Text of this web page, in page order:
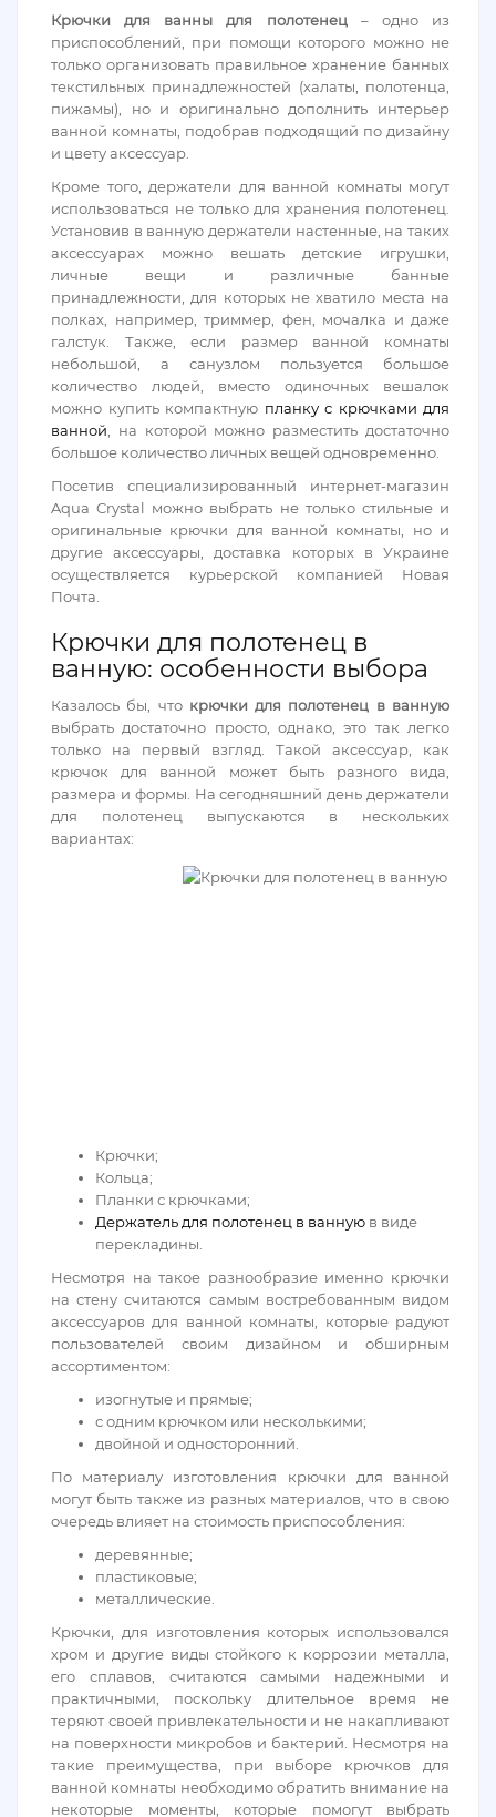
Крючки для ванны для полотенец– одно из
приспособлений, при помощи которого можно не
только организовать правильное хранение банных
текстильных принадлежностей (халаты, полотенца,
пижамы), но и оригинально дополнить интерьер
ванной комнаты, подобрав подходящий по дизайну
и цвету аксессуар.
Кроме того, держатели для ванной комнаты могут
использоваться не только для хранения полотенец.
Установив в ванную держатели настенные, на таких
аксессуарах можно вешать детские игрушки,
личные вещи и различные банные
принадлежности, для которых не хватило места на
полках, например, триммер, фен, мочалка и даже
галстук. Также, если размер ванной комнаты
небольшой, а санузлом пользуется большое
количество людей, вместо одиночных вешалок
можно купить компактную планку с крючками для
ванной , на которой можно разместить достаточно
большое количество личных вещей одновременно.
Посетив специализированный интернет-магазин
Aqua Crystal можно выбрать не только стильные и
оригинальные крючки для ванной комнаты, но и
другие аксессуары, доставка которых в Украине
осуществляется курьерской компанией Новая
Почта.
Крючки для полотенец в
ванную: особенности выбора
Казалось бы, что крючки для полотенец в ванную
выбрать достаточно просто, однако, это так легко
только на первый взгляд. Такой аксессуар, как
крючок для ванной может быть разного вида,
размера и формы. На сегодняшний день держатели
для полотенец выпускаются в нескольких
вариантах:
Крючки;
Кольца;
Планки с крючками;
Держатель для полотенец в ванную в виде
перекладины.
Несмотря на такое разнообразие именно крючки
на стену считаются самым востребованным видом
аксессуаров для ванной комнаты, которые радуют
пользователей своим дизайном и обширным
ассортиментом:
изогнутые и прямые;
с одним крючком или несколькими;
двойной и односторонний.
По материалу изготовления крючки для ванной
могут быть также из разных материалов, что в свою
очередь влияет на стоимость приспособления:
деревянные;
пластиковые;
металлические.
Крючки, для изготовления которых использовался
хром и другие виды стойкого к коррозии металла,
его сплавов, считаются самыми надежными и
практичными, поскольку длительное время не
теряют своей привлекательности и не накапливают
на поверхности микробов и бактерий. Несмотря на
такие преимущества, при выборе крючков для
ванной комнаты необходимо обратить внимание на
некоторые моменты, которые помогут выбрать